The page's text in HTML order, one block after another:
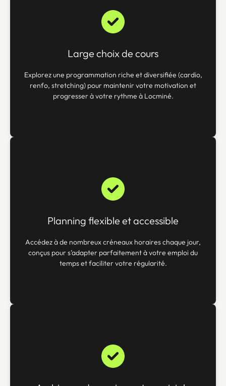
Large choix de cours
Explorez une programmation riche et diversifiée (cardio,
renfo, stretching) pour maintenir votre motivation et
progresser à votre rythme à Locminé.
Planning flexible et accessible
Accédez à de nombreux créneaux horaires chaque jour,
conçus pour s’adapter parfaitement à votre emploi du
temps et faciliter votre régularité.